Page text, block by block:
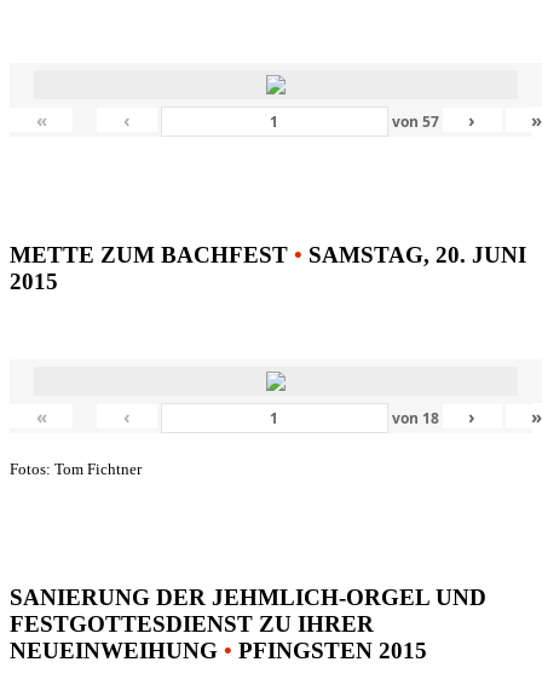
« ‹ von 57 › »
METTE ZUM BACHFEST • SAMSTAG, 20. JUNI
2015
« ‹ von 18 › »
Fotos: Tom Fichtner
SANIERUNG DER JEHMLICH-ORGEL UND
FESTGOTTESDIENST ZU IHRER
NEUEINWEIHUNG • PFINGSTEN 2015